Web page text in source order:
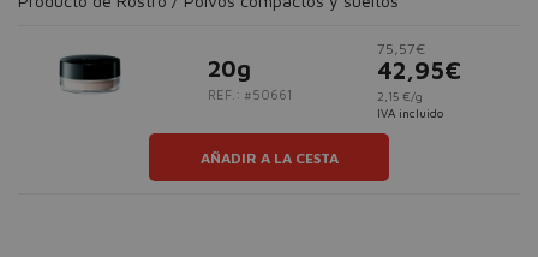
20g
REF.: #50661
75,57€
42,95€
2,15 €/g
IVA incluido
AÑADIR A LA CESTA